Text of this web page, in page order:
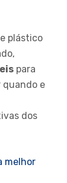
plástico
para
quando e
dos
melhor